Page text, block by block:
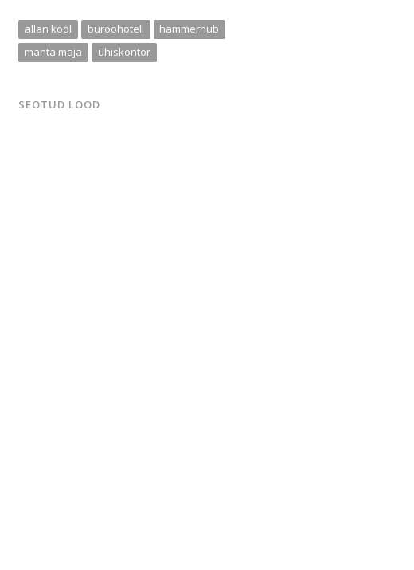
allan kool büroohotell
hammerhub
manta maja
ühiskontor
SEOTUD LOOD